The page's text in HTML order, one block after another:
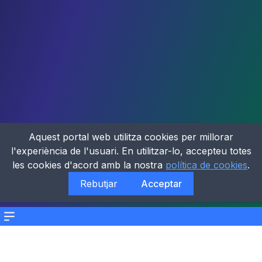
Menu
Aquest portal web utilitza cookies per millorar
l'experiència de l'usuari. En utilitzar-lo, accepteu totes
les cookies d'acord amb la nostra política de cookies.
Rebutjar
Acceptar